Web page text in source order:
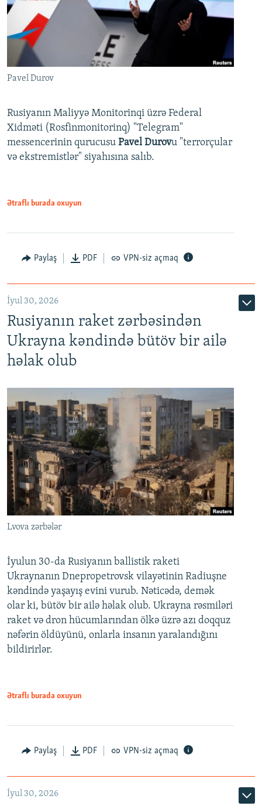
Pavel Durov
Rusiyanın Maliyyə Monitorinqi üzrə Federal
Xidməti (Rosfinmonitorinq) "Telegram"
messencerinin qurucusu Pavel Durovu "terrorçular
və ekstremistlər" siyahısına salıb.
Ətraflı burada oxuyun
Paylaş PDF VPN-siz açmaq
İyul 30, 2026
Rusiyanın raket zərbəsindən
Ukrayna kəndində bütöv bir ailə
həlak olub
Lvova zərbələr
İyulun 30-da Rusiyanın ballistik raketi
Ukraynanın Dnepropetrovsk vilayətinin Radiuşne
kəndində yaşayış evini vurub. Nəticədə, demək
olar ki, bütöv bir ailə həlak olub. Ukrayna rəsmiləri
raket və dron hücumlarından ölkə üzrə azı doqquz
nəfərin öldüyünü, onlarla insanın yaralandığını
bildirirlər.
Ətraflı burada oxuyun
Paylaş PDF VPN-siz açmaq
İyul 30, 2026